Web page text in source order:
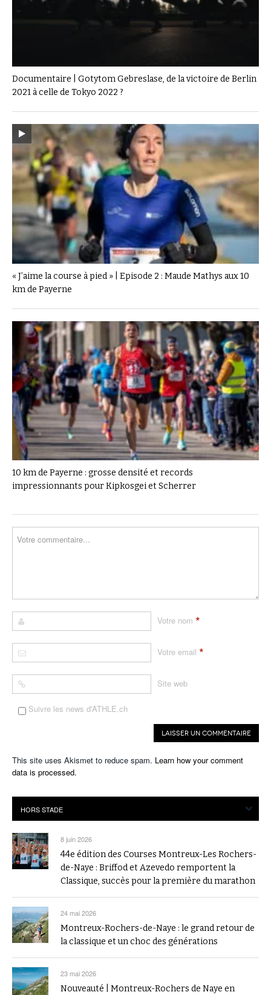
Documentaire | Gotytom Gebreslase, de la victoire de Berlin
2021 à celle de Tokyo 2022 ?
« J’aime la course à pied » | Episode 2 : Maude Mathys aux 10
km de Payerne
10 km de Payerne : grosse densité et records
impressionnants pour Kipkosgei et Scherrer
Votre nom *
Votre email *
Site web
Suivre les news d'ATHLE.ch
This site uses Akismet to reduce spam. Learn how your comment
data is processed.
8 juin 2026
44e édition des Courses Montreux-Les Rochers-
de-Naye : Briffod et Azevedo remportent la
Classique, succès pour la première du marathon
24 mai 2026
Montreux-Rochers-de-Naye : le grand retour de
la classique et un choc des générations
23 mai 2026
Nouveauté | Montreux-Rochers de Naye en